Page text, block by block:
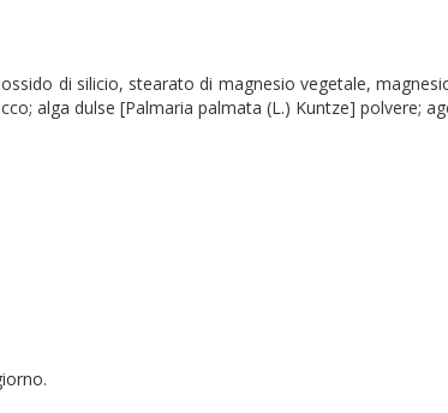
di silicio, stearato di magnesio vegetale,
alga dulse [Palmaria palmata (L.) Kuntze] polvere;